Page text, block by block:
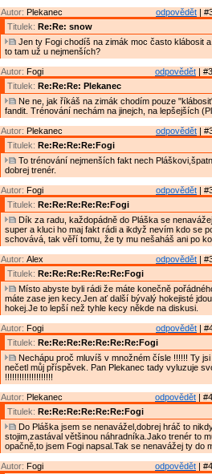
odpovědět |
Autor: Plekanec
Titulek: Re:Re: snow
Jen ty Fogi chodíš na zimák moc často klábosit
to tam už u nejmenších?
odpovědět |
Autor: Fogi
Titulek: Re:Re:Re: Plekanec
Ne ne, jak říkáš na zimák chodím pouze
fandit. Trénování nechám na jinejch, na lepšejších
odpovědět |
Autor: Plekanec
Titulek: Re:Re:Re:Re:Fogi
To trénování nejmenších fakt nech
dobrej trenér.
odpovědět |
Autor: Fogi
Titulek: Re:Re:Re:Re:Re:Fogi
Dík za radu, každopádně do Pláška se
super a kluci ho maj fakt rádi a ikdyž nevím kdo se
schovává, tak věří tomu, že ty mu nešaháš ani po
odpovědět |
Autor: Alex
Titulek: Re:Re:Re:Re:Re:Re:Fogi
Místo abyste byli rádi že máte konečně
máte zase jen kecy.Jen ať další bývalý hokejisté
hokej.Je to lepší než tyhle kecy někde na diskusi.
odpovědět |
Autor: Fogi
Titulek: Re:Re:Re:Re:Re:Re:Re:Fogi
Nechápu proč mluvíš v množném čísle !!!!!! Ty
nečetl můj příspěvek. Pan Plekanec tady vyluzuje
!!!!!!!!!!!!!!!!!!!!
odpovědět |
Autor: Plekanec
Titulek: Re:Re:Re:Re:Re:Re:Fogi
Do Pláška jsem se nenavážel,dobrej hráč to
stojim,zastával většinou náhradníka.Jako trenér to
opačně,to jsem Fogi napsal.Tak se nenavážej ty do
odpovědět |
Autor: Fogi